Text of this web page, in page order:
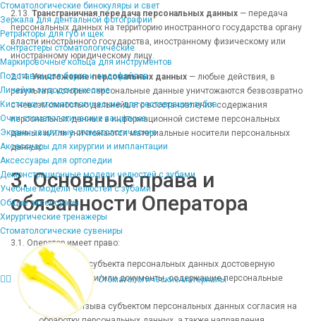
Стоматологические бинокуляры и свет
Зеркала для дентальной фотографии
Ретракторы для губ и щек
Контрастеры стоматологические
Маркировочные кольца для инструментов
Подставки для боров и эндофайлов
Линейки эндодонтические
Кисточки стоматологические для реставрации зубов
Очки стоматологические защитные
Экраны защитные стоматологические
Аксессуары для хирургии и имплантации
Аксессуары для ортопедии
Демонстрационные модели челюстей с зубами
Учебные модели челюстей с зубами
Общие аксессуары
Хирургические тренажеры
Стоматологические сувениры
Стоматологические материалы
2.13. Трансграничная передача персональных данных — передача
персональных данных на территорию иностранного государства органу
власти иностранного государства, иностранному физическому или
иностранному юридическому лицу.
2.14.Уничтожение персональных данных — любые действия, в
результате которых персональные данные уничтожаются безвозвратно
с невозможностью дальнейшего восстановления содержания
персональных данных в информационной системе персональных
данных и/или уничтожаются материальные носители персональных
данных.
3. Основные права и
обязанности Оператора
3.1. Оператор имеет право:
получать от субъекта персональных данных достоверную
информацию и/или документы, содержащие персональные
данные;
в случае отзыва субъектом персональных данных согласия на